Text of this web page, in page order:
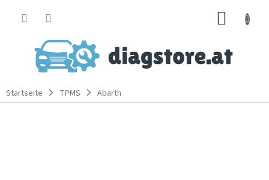
Startseite TPMS Abarth